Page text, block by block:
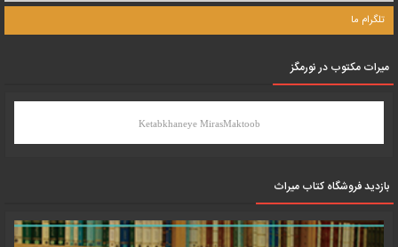
تلگرام ما
میرات مکتوب در نورمگز
Ketabkhaneye MirasMaktoob
بازدید فروشگاه کتاب میراث